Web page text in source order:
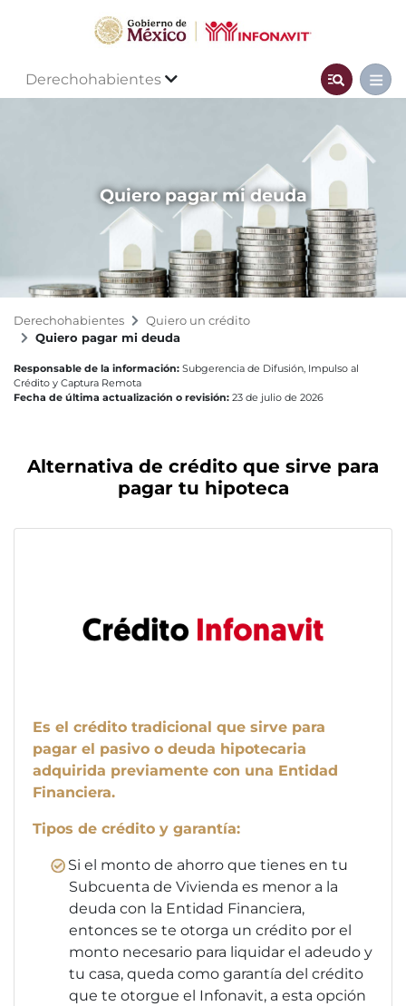
Derechohabientes
Quiero pagar mi deuda
Derechohabientes
Quiero un crédito
Quiero pagar mi deuda
Responsable de la información: Subgerencia de Difusión, Impulso al
Crédito y Captura Remota
Fecha de última actualización o revisión: 23 de julio de 2026
Alternativa de crédito que sirve para
pagar tu hipoteca
Es el crédito tradicional que sirve para
pagar el pasivo o deuda hipotecaria
adquirida previamente con una Entidad
Financiera.
Tipos de crédito y garantía:
Si el monto de ahorro que tienes en tu
Subcuenta de Vivienda es menor a la
deuda con la Entidad Financiera,
entonces se te otorga un crédito por el
monto necesario para liquidar el adeudo y
tu casa, queda como garantía del crédito
que te otorgue el Infonavit, a esta opción